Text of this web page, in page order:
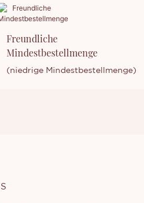
Freundliche
Mindestbestellmenge
(niedrige Mindestbestellmenge)